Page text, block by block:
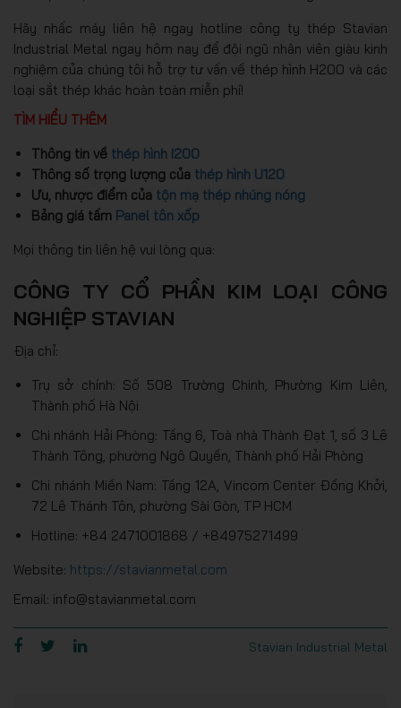
Hãy nhấc máy liên hệ ngay hotline công ty thép Stavian
Industrial Metal ngay hôm nay để đội ngũ nhân viên giàu kinh
nghiệm của chúng tôi hỗ trợ tư vấn về thép hình H200 và các
loại sắt thép khác hoàn toàn miễn phí!
TÌM HIỂU THÊM
Thông tin về thép hình I200
Thông số trọng lượng của thép hình U120
Ưu, nhược điểm của tộn mạ thép nhúng nóng
Bảng giá tấm Panel tôn xốp
Mọi thông tin liên hệ vui lòng qua:
CÔNG TY CỔ PHẦN KIM LOẠI CÔNG
NGHIỆP STAVIAN
Địa chỉ:
Trụ sở chính: Số 508 Trường Chinh, Phường Kim Liên,
Thành phố Hà Nội
Chi nhánh Hải Phòng: Tầng 6, Toà nhà Thành Đạt 1, số 3 Lê
Thành Tông, phường Ngô Quyền, Thành phố Hải Phòng
Chi nhánh Miền Nam: Tầng 12A, Vincom Center Đồng Khởi,
72 Lê Thánh Tôn, phường Sài Gòn, TP HCM
Hotline: +84 2471001868 / +84975271499
Website: https://stavianmetal.com
Email: info@stavianmetal.com
Stavian Industrial Metal